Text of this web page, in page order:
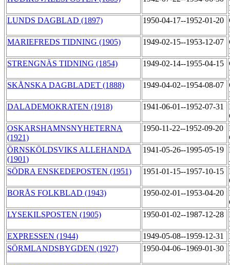
LUNDS DAGBLAD (1897)
1950-04-17--1952-01-20
MARIEFREDS TIDNING (1905)
1949-02-15--1953-12-07
STRENGNÄS TIDNING (1854)
1949-02-14--1955-04-15
SKÅNSKA DAGBLADET (1888)
1949-04-02--1954-08-07
DALADEMOKRATEN (1918)
1941-06-01--1952-07-31
OSKARSHAMNSNYHETERNA
(1921)
1950-11-22--1952-09-20
ÖRNSKÖLDSVIKS ALLEHANDA
(1901)
1941-05-26--1995-05-19
SÖDRA ENSKEDEPOSTEN (1951)
1951-01-15--1957-10-15
BORÅS FOLKBLAD (1943)
1950-02-01--1953-04-20
LYSEKILSPOSTEN (1905)
1950-01-02--1987-12-28
EXPRESSEN (1944)
1949-05-08--1959-12-31
SÖRMLANDSBYGDEN (1927)
1950-04-06--1969-01-30